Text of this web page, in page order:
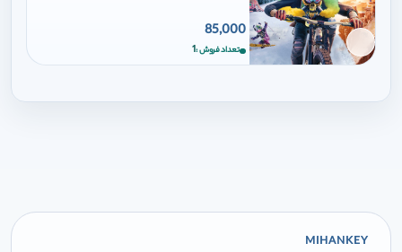
برای افزودن وارد شوید
85,000
تعداد فروش 1
MIHANKEY